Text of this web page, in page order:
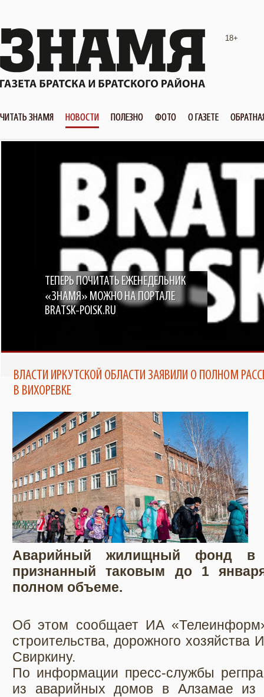
18+
ЧИТАТЬ ЗНАМЯ НОВОСТИ ПОЛЕЗНО ФОТО О ГАЗЕТЕ
ТЕПЕРЬ ПОЧИТАТЬ ЕЖЕНЕДЕЛЬНИК
«ЗНАМЯ» МОЖНО НА ПОРТАЛЕ
BRATSK-POISK.RU
ВЛАСТИ ИРКУТСКОЙ ОБЛАСТИ ЗАЯВИЛИ О ПОЛНОМ
В ВИХОРЕВКЕ
Аварийный жилищный фонд в
признанный таковым до 1
полном объеме.
Об этом сообщает ИА
строительства, дорожного хозяйства
Свиркину.
По информации пресс-службы
из аварийных домов в Алзамае из